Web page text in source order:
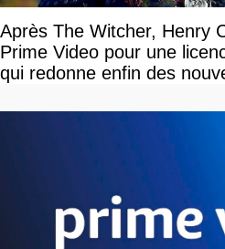
Après The Witcher, Henry
Prime Video pour une
qui redonne enfin des